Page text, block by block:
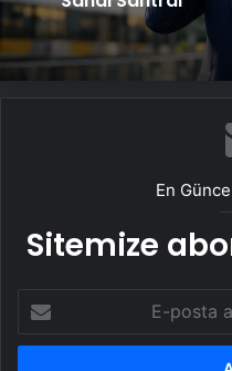
En
Sitemize
posta
adresinizi